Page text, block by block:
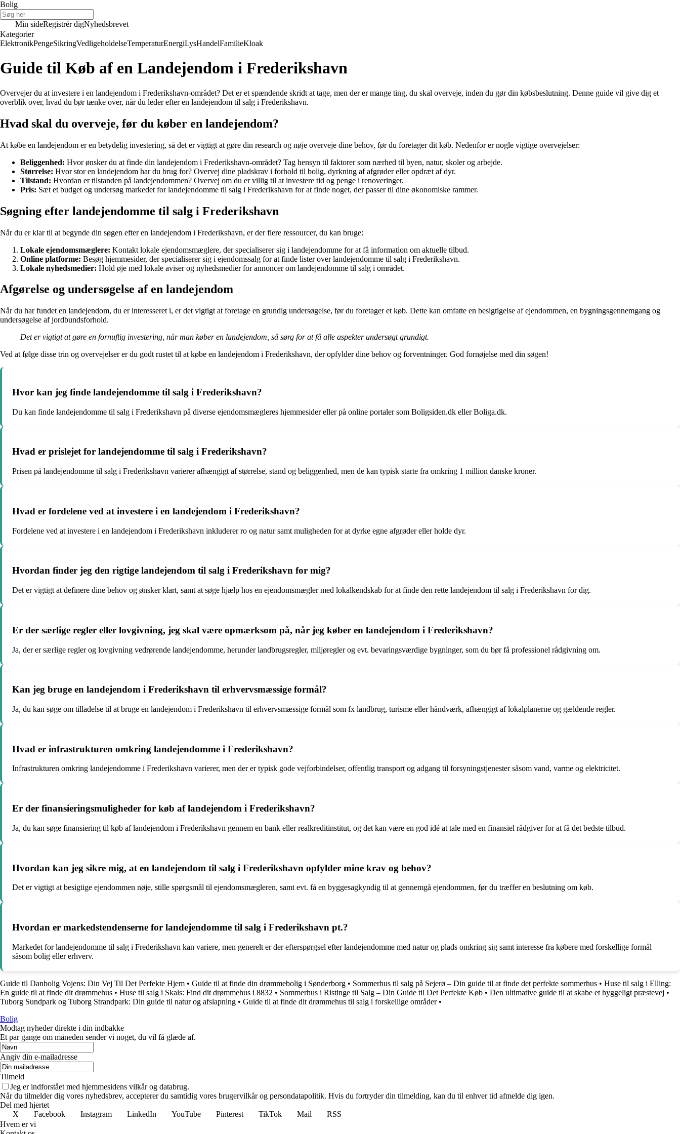
Bolig
Min sideRegistrér digNyhedsbrevet
Kategorier
ElektronikPengeSikringVedligeholdelseTemperaturEnergiLysHandelFamilieKloak
Guide til Køb af en Landejendom i Frederikshavn
Overvejer du at investere i en landejendom i Frederikshavn-området? Det er et spændende skridt at tage, men der er mange ting, du skal overveje, inden du gør din købsbeslutning. Denne guide vil give dig et
overblik over, hvad du bør tænke over, når du leder efter en landejendom til salg i Frederikshavn.
Hvad skal du overveje, før du køber en landejendom?
At købe en landejendom er en betydelig investering, så det er vigtigt at gøre din research og nøje overveje dine behov, før du foretager dit køb. Nedenfor er nogle vigtige overvejelser:
Beliggenhed: Hvor ønsker du at finde din landejendom i Frederikshavn-området? Tag hensyn til faktorer som nærhed til byen, natur, skoler og arbejde.
Størrelse: Hvor stor en landejendom har du brug for? Overvej dine pladskrav i forhold til bolig, dyrkning af afgrøder eller opdræt af dyr.
Tilstand: Hvordan er tilstanden på landejendommen? Overvej om du er villig til at investere tid og penge i renoveringer.
Pris: Sæt et budget og undersøg markedet for landejendomme til salg i Frederikshavn for at finde noget, der passer til dine økonomiske rammer.
Søgning efter landejendomme til salg i Frederikshavn
Når du er klar til at begynde din søgen efter en landejendom i Frederikshavn, er der flere ressourcer, du kan bruge:
Lokale ejendomsmæglere: Kontakt lokale ejendomsmæglere, der specialiserer sig i landejendomme for at få information om aktuelle tilbud.
Online platforme: Besøg hjemmesider, der specialiserer sig i ejendomssalg for at finde lister over landejendomme til salg i Frederikshavn.
Lokale nyhedsmedier: Hold øje med lokale aviser og nyhedsmedier for annoncer om landejendomme til salg i området.
Afgørelse og undersøgelse af en landejendom
Når du har fundet en landejendom, du er interesseret i, er det vigtigt at foretage en grundig undersøgelse, før du foretager et køb. Dette kan omfatte en besigtigelse af ejendommen, en bygningsgennemgang og
undersøgelse af jordbundsforhold.
Det er vigtigt at gøre en fornuftig investering, når man køber en landejendom, så sørg for at få alle aspekter undersøgt grundigt.
Ved at følge disse trin og overvejelser er du godt rustet til at købe en landejendom i Frederikshavn, der opfylder dine behov og forventninger. God fornøjelse med din søgen!
Hvor kan jeg finde landejendomme til salg i Frederikshavn?
Du kan finde landejendomme til salg i Frederikshavn på diverse ejendomsmægleres hjemmesider eller på online portaler som Boligsiden.dk eller Boliga.dk.
Hvad er prislejet for landejendomme til salg i Frederikshavn?
Prisen på landejendomme til salg i Frederikshavn varierer afhængigt af størrelse, stand og beliggenhed, men de kan typisk starte fra omkring 1 million danske kroner.
Hvad er fordelene ved at investere i en landejendom i Frederikshavn?
Fordelene ved at investere i en landejendom i Frederikshavn inkluderer ro og natur samt muligheden for at dyrke egne afgrøder eller holde dyr.
Hvordan finder jeg den rigtige landejendom til salg i Frederikshavn for mig?
Det er vigtigt at definere dine behov og ønsker klart, samt at søge hjælp hos en ejendomsmægler med lokalkendskab for at finde den rette landejendom til salg i Frederikshavn for dig.
Er der særlige regler eller lovgivning, jeg skal være opmærksom på, når jeg køber en landejendom i Frederikshavn?
Ja, der er særlige regler og lovgivning vedrørende landejendomme, herunder landbrugsregler, miljøregler og evt. bevaringsværdige bygninger, som du bør få professionel rådgivning om.
Kan jeg bruge en landejendom i Frederikshavn til erhvervsmæssige formål?
Ja, du kan søge om tilladelse til at bruge en landejendom i Frederikshavn til erhvervsmæssige formål som fx landbrug, turisme eller håndværk, afhængigt af lokalplanerne og gældende regler.
Hvad er infrastrukturen omkring landejendomme i Frederikshavn?
Infrastrukturen omkring landejendomme i Frederikshavn varierer, men der er typisk gode vejforbindelser, offentlig transport og adgang til forsyningstjenester såsom vand, varme og elektricitet.
Er der finansieringsmuligheder for køb af landejendom i Frederikshavn?
Ja, du kan søge finansiering til køb af landejendom i Frederikshavn gennem en bank eller realkreditinstitut, og det kan være en god idé at tale med en finansiel rådgiver for at få det bedste tilbud.
Hvordan kan jeg sikre mig, at en landejendom til salg i Frederikshavn opfylder mine krav og behov?
Det er vigtigt at besigtige ejendommen nøje, stille spørgsmål til ejendomsmægleren, samt evt. få en byggesagkyndig til at gennemgå ejendommen, før du træffer en beslutning om køb.
Hvordan er markedstendenserne for landejendomme til salg i Frederikshavn pt.?
Markedet for landejendomme til salg i Frederikshavn kan variere, men generelt er der efterspørgsel efter landejendomme med natur og plads omkring sig samt interesse fra købere med forskellige formål
såsom bolig eller erhverv.
Guide til Danbolig Vojens: Din Vej Til Det Perfekte Hjem • Guide til at finde din drømmebolig i Sønderborg • Sommerhus til salg på Sejerø – Din guide til at finde det perfekte sommerhus • Huse til salg i Elling:
En guide til at finde dit drømmehus • Huse til salg i Skals: Find dit drømmehus i 8832 • Sommerhus i Ristinge til Salg – Din Guide til Det Perfekte Køb • Den ultimative guide til at skabe et hyggeligt præstevej •
Tuborg Sundpark og Tuborg Strandpark: Din guide til natur og afslapning • Guide til at finde dit drømmehus til salg i forskellige områder•
Bolig
Modtag nyheder direkte i din indbakke
Et par gange om måneden sender vi noget, du vil få glæde af.
Angiv din e-mailadresse
Tilmeld
Jeg er indforstået med hjemmesidens vilkår og databrug.
Når du tilmelder dig vores nyhedsbrev, accepterer du samtidig vores brugervilkår og persondatapolitik. Hvis du fortryder din tilmelding, kan du til enhver tid afmelde dig igen.
Del med hjertet
X
Facebook Instagram LinkedIn YouTube Pinterest TikTok Mail
RSS
Hvem er vi